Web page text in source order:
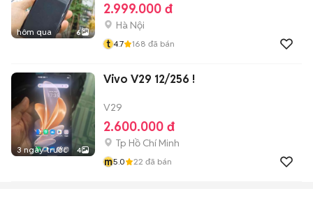
hôm qua 6
2.999.000 đ
Hà Nội
t 4.7 168 đã bán
3 ngày trước 4
Vivo V29 12/256 !
V29
2.600.000 đ
Tp Hồ Chí Minh
m5.0 22 đã bán